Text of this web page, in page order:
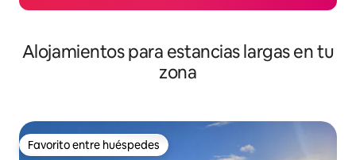
Alojamientos para estancias largas en tu
zona
Favorito entre huéspedes
Favorito entre huéspedes